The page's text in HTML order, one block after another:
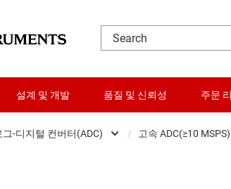
설계 및 개발 품질 및 신뢰성 주문
그-디지털 컨버터(ADC) / 고속 ADC(≥10 MSPS)